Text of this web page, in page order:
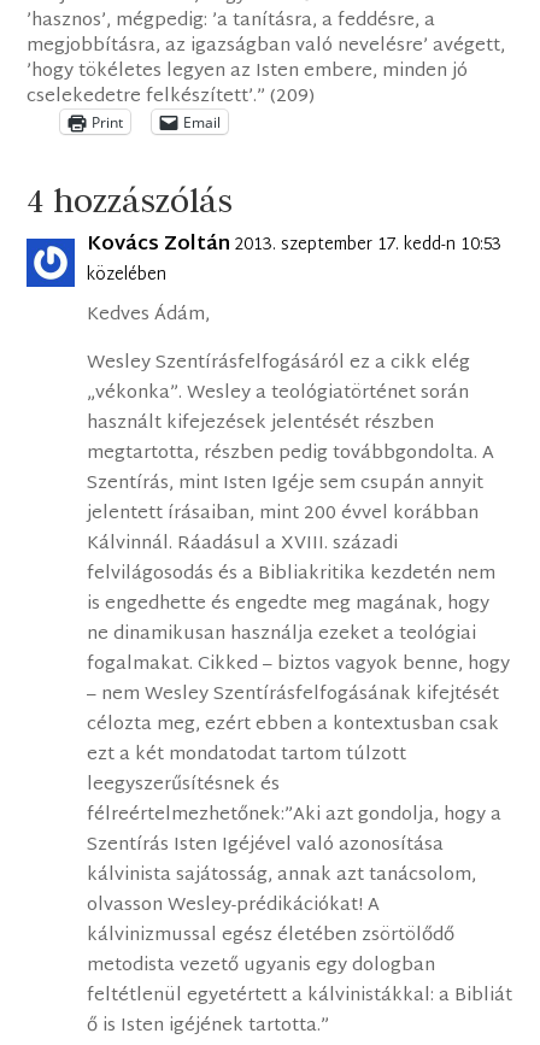
’hasznos’, mégpedig: ’a tanításra, a feddésre, a
megjobbításra, az igazságban való nevelésre’ avégett,
’hogy tökéletes legyen az Isten embere, minden jó
cselekedetre felkészített’.” (209)
Print Email
4 hozzászólás
Kovács Zoltán 2013. szeptember 17. kedd-n 10:53
közelében
Kedves Ádám,
Wesley Szentírásfelfogásáról ez a cikk elég
„vékonka”. Wesley a teológiatörténet során
használt kifejezések jelentését részben
megtartotta, részben pedig továbbgondolta. A
Szentírás, mint Isten Igéje sem csupán annyit
jelentett írásaiban, mint 200 évvel korábban
Kálvinnál. Ráadásul a XVIII. századi
felvilágosodás és a Bibliakritika kezdetén nem
is engedhette és engedte meg magának, hogy
ne dinamikusan használja ezeket a teológiai
fogalmakat. Cikked – biztos vagyok benne, hogy
– nem Wesley Szentírásfelfogásának kifejtését
célozta meg, ezért ebben a kontextusban csak
ezt a két mondatodat tartom túlzott
leegyszerűsítésnek és
félreértelmezhetőnek:”Aki azt gondolja, hogy a
Szentírás Isten Igéjével való azonosítása
kálvinista sajátosság, annak azt tanácsolom,
olvasson Wesley-prédikációkat! A
kálvinizmussal egész életében zsörtölődő
metodista vezető ugyanis egy dologban
feltétlenül egyetértett a kálvinistákkal: a Bibliát
ő is Isten igéjének tartotta.”